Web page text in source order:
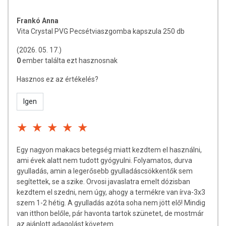
A kapszula borítása: színezék (titán-dioxid), zselatin.
A kapszula széthúzható és a benne lévő tartalom anélkül is
elfogyasztható.
Hatóanyagok 1 kapszulában:
L-Glutamin: 6,2 mg
Poliszacharidok: 30 mg
Össz. Polifenol: 8,3 mg
Ebből flavonoidok: 5,83 mg
Rezveratrol: 0,004 mg
FELHASZNÁLÁSI JAVASLAT
1 kapszula/nap, valamint igény és szükség szerint max. 2
Frankó Anna
Vita Crystal PVG Pecsétviaszgomba kapszula 250 db
(2026. 05. 17.)
0ember találta ezt hasznosnak
Hasznos ez az értékelés?
Igen
Egy nagyon makacs betegség miatt kezdtem el használni,
ami évek alatt nem tudott gyógyulni. Folyamatos, durva
gyulladás, amin a legerősebb gyulladáscsökkentők sem
segítettek, se a szike. Orvosi javaslatra emelt dózisban
kezdtem el szedni, nem úgy, ahogy a termékre van írva-3x3
szem 1-2 hétig. A gyulladás azóta soha nem jött elő! Mindig
van itthon belőle, pár havonta tartok szünetet, de mostmár
az ajánlott adagolást követem.